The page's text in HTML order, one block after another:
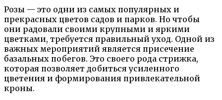
Розы — это одни из самых популярных и
прекрасных цветов садов и парков. Но чтобы
они радовали своими крупными и яркими
цветками, требуется правильный уход. Одной из
важных мероприятий является присечение
базальных побегов. Это своего рода стрижка,
которая позволяет добиться усиленного
цветения и формирования привлекательной
кроны.